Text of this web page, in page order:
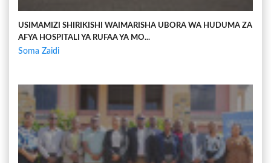
USIMAMIZI SHIRIKISHI WAIMARISHA UBORA WA HUDUMA ZA
AFYA HOSPITALI YA RUFAA YA MO...
Soma Zaidi